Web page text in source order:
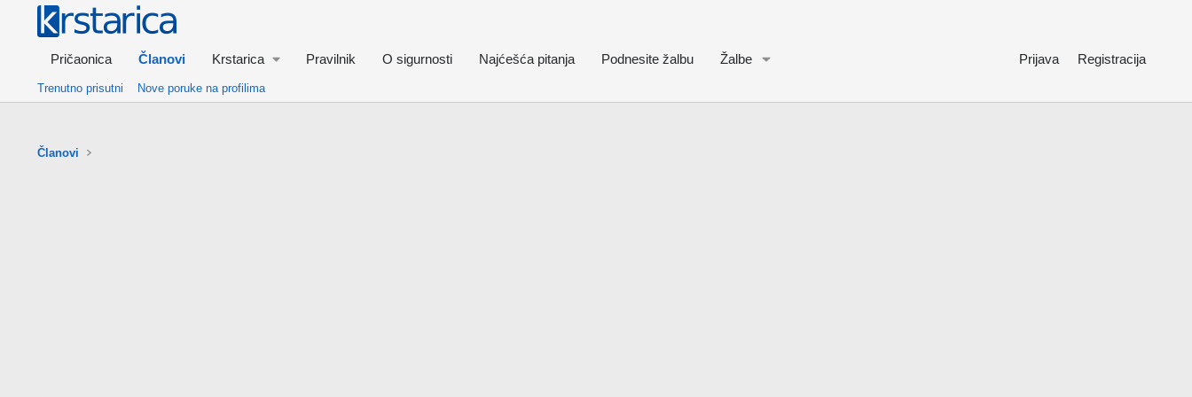
Pričaonica Članovi Krstarica Pravilnik O sigurnosti Najćešća pitanja Podnesite žalbu Žalbe Prijava Registracija
Trenutno prisutni Nove poruke na profilima
Članovi